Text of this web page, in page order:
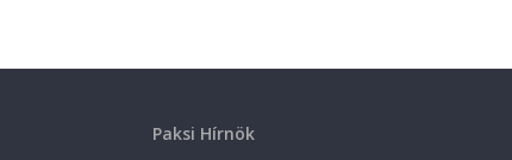
Paksi Hírnök